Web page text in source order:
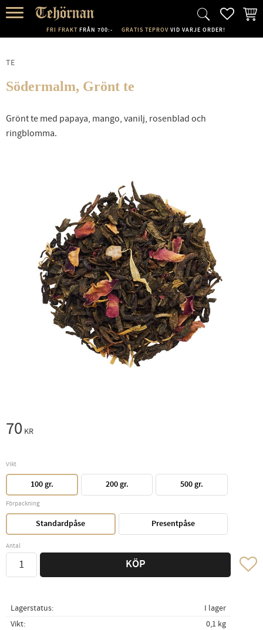
FRI FRAKT FRÅN 700:- GRATIS TEPROV VID VARJE ORDER!
TE
Södermalm, Grönt te
Grönt te med papaya, mango, vanilj, rosenblad och
ringblomma.
70 KR
Vikt
100 gr. 200 gr. 500 gr.
Förpackning
Standardpåse Presentpåse
Antal
KÖP Lägg
Lagerstatus
I lager
Vikt
0,1 kg